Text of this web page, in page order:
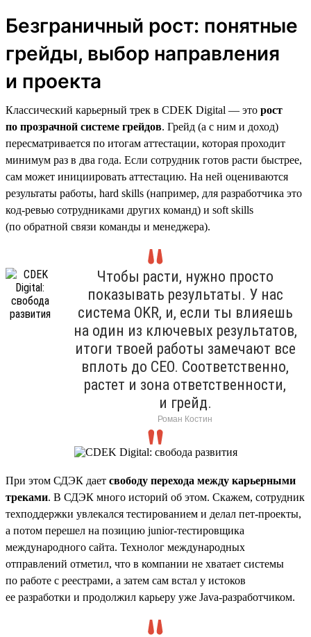
Безграничный рост: понятные
грейды, выбор направления
и проекта
Классический карьерный трек в CDEK Digital — это рост
по прозрачной системе грейдов. Грейд (а с ним и доход)
пересматривается по итогам аттестации, которая проходит
минимум раз в два года. Если сотрудник готов расти быстрее,
сам может инициировать аттестацию. На ней оцениваются
результаты работы, hard skills (например, для разработчика это
код-ревью сотрудниками других команд) и soft skills
(по обратной связи команды и менеджера).
Чтобы расти, нужно просто
показывать результаты. У нас
система OKR, и, если ты влияешь
на один из ключевых результатов,
итоги твоей работы замечают все
вплоть до CEO. Соответственно,
растет и зона ответственности,
и грейд.
Роман Костин
При этом СДЭК дает свободу перехода между карьерными
треками. В СДЭК много историй об этом. Скажем, сотрудник
техподдержки увлекался тестированием и делал пет-проекты,
а потом перешел на позицию junior-тестировщика
международного сайта. Технолог международных
отправлений отметил, что в компании не хватает системы
по работе с реестрами, а затем сам встал у истоков
ее разработки и продолжил карьеру уже Java-разработчиком.